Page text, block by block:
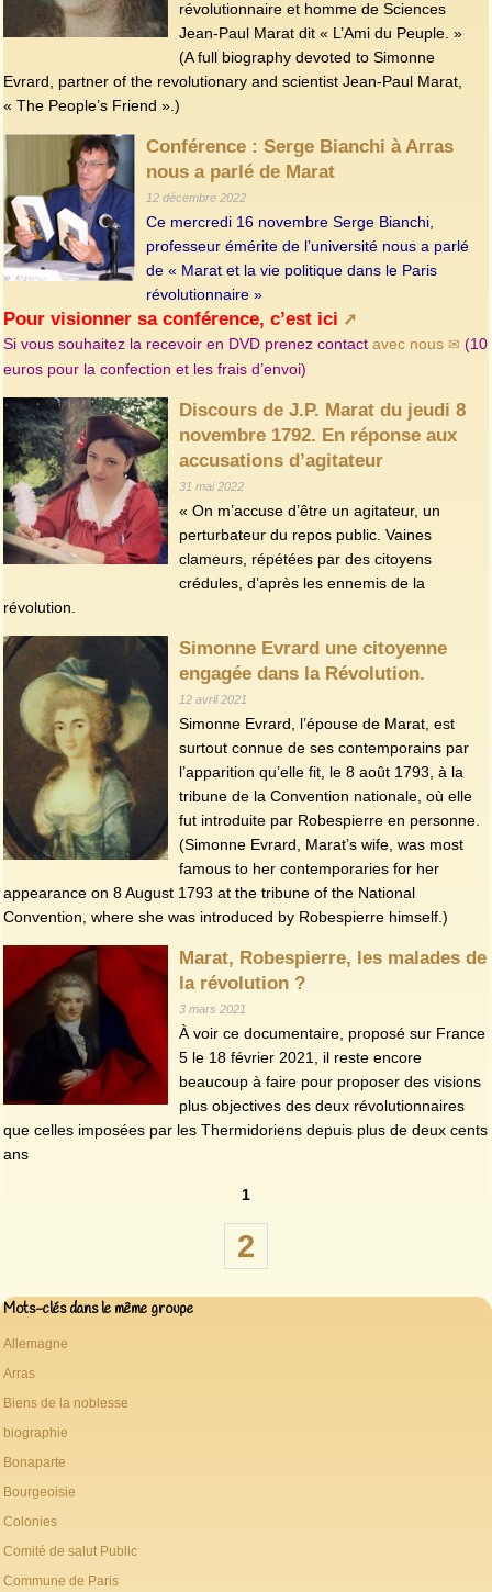
révolutionnaire et homme de Sciences
Jean-Paul Marat dit « L’Ami du Peuple. »
(A full biography devoted to Simonne
Evrard, partner of the revolutionary and scientist Jean-Paul Marat,
« The People’s Friend ».)
Conférence : Serge Bianchi à Arras
nous a parlé de Marat
12 décembre 2022
Ce mercredi 16 novembre Serge Bianchi,
professeur émérite de l’université nous a parlé
de « Marat et la vie politique dans le Paris
révolutionnaire »
Pour visionner sa conférence, c’est ici
Si vous souhaitez la recevoir en DVD prenez contact avec nous
(10
euros pour la confection et les frais d’envoi)
Discours de J.P. Marat du jeudi 8
novembre 1792. En réponse aux
accusations d’agitateur
31 mai 2022
« On m’accuse d’être un agitateur, un
perturbateur du repos public. Vaines
clameurs, répétées par des citoyens
crédules, d’après les ennemis de la
révolution.
Simonne Evrard une citoyenne
engagée dans la Révolution.
12 avril 2021
Simonne Evrard, l’épouse de Marat, est
surtout connue de ses contemporains par
l’apparition qu’elle fit, le 8 août 1793, à la
tribune de la Convention nationale, où elle
fut introduite par Robespierre en personne.
(Simonne Evrard, Marat’s wife, was most
famous to her contemporaries for her
appearance on 8 August 1793 at the tribune of the National
Convention, where she was introduced by Robespierre himself.)
Marat, Robespierre, les malades de
la révolution ?
3 mars 2021
À voir ce documentaire, proposé sur France
5 le 18 février 2021, il reste encore
beaucoup à faire pour proposer des visions
plus objectives des deux révolutionnaires
que celles imposées par les Thermidoriens depuis plus de deux cents
ans
1
2
Mots-clés dans le même groupe
Allemagne
Arras
Biens de la noblesse
biographie
Bonaparte
Bourgeoisie
Colonies
Comité de salut Public
Commune de Paris